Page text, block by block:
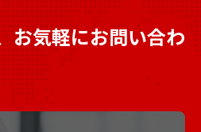
お気軽にお問い合わ